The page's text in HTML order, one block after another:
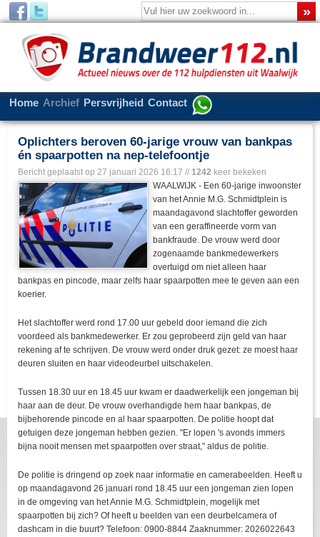
Home Archief Persvrijheid Contact
Oplichters beroven 60-jarige vrouw van bankpas
én spaarpotten na nep-telefoontje
Bericht geplaatst op 27 januari 2026 16:17 // 1242 keer bekeken
WAALWIJK - Een 60-jarige inwoonster
van het Annie M.G. Schmidtplein is
maandagavond slachtoffer geworden
van een geraffineerde vorm van
bankfraude. De vrouw werd door
zogenaamde bankmedewerkers
overtuigd om niet alleen haar
bankpas en pincode, maar zelfs haar spaarpotten mee te geven aan een
koerier.
Het slachtoffer werd rond 17.00 uur gebeld door iemand die zich
voordeed als bankmedewerker. Er zou geprobeerd zijn geld van haar
rekening af te schrijven. De vrouw werd onder druk gezet: ze moest haar
deuren sluiten en haar videodeurbel uitschakelen.
Tussen 18.30 uur en 18.45 uur kwam er daadwerkelijk een jongeman bij
haar aan de deur. De vrouw overhandigde hem haar bankpas, de
bijbehorende pincode en al haar spaarpotten. De politie hoopt dat
getuigen deze jongeman hebben gezien. "Er lopen 's avonds immers
bijna nooit mensen met spaarpotten over straat," aldus de politie.
De politie is dringend op zoek naar informatie en camerabeelden. Heeft u
op maandagavond 26 januari rond 18.45 uur een jongeman zien lopen
in de omgeving van het Annie M.G. Schmidtplein, mogelijk met
spaarpotten bij zich? Of heeft u beelden van een deurbelcamera of
dashcam in die buurt? Telefoon: 0900-8844 Zaaknummer: 2026022643